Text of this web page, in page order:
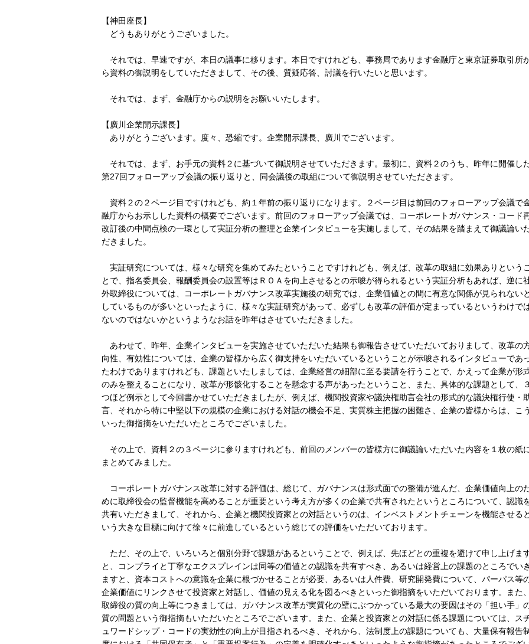
【神田座長】
どうもありがとうございました。
それでは、早速ですが、本日の議事に移ります。本日ですけれども、事務局であります金融庁と東京証券取引所
ら資料の御説明をしていただきまして、その後、質疑応答、討議を行いたいと思います。
それでは、まず、金融庁からの説明をお願いいたします。
【廣川企業開示課長】
ありがとうございます。度々、恐縮です。企業開示課長、廣川でございます。
それでは、まず、お手元の資料２に基づいて御説明させていただきます。最初に、資料２のうち、昨年に開催し
第27回フォローアップ会議の振り返りと、同会議後の取組について御説明させていただきます。
資料２の２ページ目ですけれども、約１年前の振り返りになります。２ページ目は前回のフォローアップ会議で
融庁からお示しした資料の概要でございます。前回のフォローアップ会議では、コーポレートガバナンス・コード
改訂後の中間点検の一環として実証分析の整理と企業インタビューを実施しまして、その結果を踏まえて御議論い
だきました。
実証研究については、様々な研究を集めてみたということですけれども、例えば、改革の取組に効果ありというこ
とで、指名委員会、報酬委員会の設置等はＲＯＡを向上させるとの示唆が得られるという実証分析もあれば、逆に
外取締役については、コーポレートガバナンス改革実施後の研究では、企業価値との間に有意な関係が見られないと
しているものが多いといったように、様々な実証研究があって、必ずしも改革の評価が定まっているというわけで
ないのではないかというようなお話を昨年はさせていただきました。
あわせて、昨年、企業インタビューを実施させていただいた結果も御報告させていただいておりまして、改革の
向性、有効性については、企業の皆様から広く御支持をいただいているということが示唆されるインタビューであ
たわけでありますけれども、課題といたしましては、企業経営の細部に至る要請を行うことで、かえって企業が形
のみを整えることになり、改革が形骸化することを懸念する声があったということ、また、具体的な課題として、３
つほど例示として今回書かせていただきましたが、例えば、機関投資家や議決権助言会社の形式的な議決権行使・
言、それから特に中堅以下の規模の企業における対話の機会不足、実質株主把握の困難さ、企業の皆様からは、こう
いった御指摘をいただいたところでございました。
その上で、資料２の３ページに参りますけれども、前回のメンバーの皆様方に御議論いただいた内容を１枚の紙
まとめてみました。
コーポレートガバナンス改革に対する評価は、総じて、ガバナンスは形式面での整備が進んだ、企業価値向上の
めに取締役会の監督機能を高めることが重要という考え方が多くの企業で共有されたというところについて、認識
共有いただきまして、それから、企業と機関投資家との対話というのは、インベストメントチェーンを機能させると
いう大きな目標に向けて徐々に前進しているという総じての評価をいただいております。
ただ、その上で、いろいろと個別分野で課題があるということで、例えば、先ほどとの重複を避けて申し上げま
と、コンプライと丁寧なエクスプレインは同等の価値との認識を共有すべき、あるいは経営上の課題のところでいき
ますと、資本コストへの意識を企業に根づかせることが必要、あるいは人件費、研究開発費について、パーパス等
企業価値にリンクさせて投資家と対話し、価値の見える化を図るべきといった御指摘をいただいております。また、
取締役の質の向上等につきましては、ガバナンス改革が実質化の壁にぶつかっている最大の要因はその「担い手」
質の問題という御指摘もいただいたところでございます。また、企業と投資家との対話に係る課題については、ス
ュワードシップ・コードの実効性の向上が目指されるべき、それから、法制度上の課題についても、大量保有報告制